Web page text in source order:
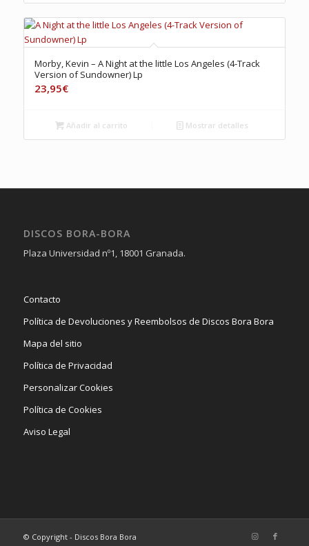
Morby, Kevin – A Night at the little Los Angeles (4-Track
Version of Sundowner) Lp
23,95€
Añadir al carrito Mostrar detalles
DISCOS BORA-BORA
Plaza Universidad nº1, 18001 Granada.
Contacto
Política de Devoluciones y Reembolsos de Discos Bora Bora
Mapa del sitio
Política de Privacidad
Personalizar Cookies
Política de Cookies
Aviso Legal
© Copyright - Discos Bora Bora